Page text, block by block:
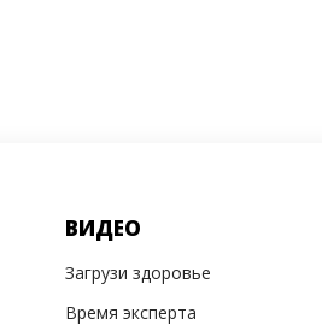
ВИДЕО
Загрузи здоровье
Время эксперта